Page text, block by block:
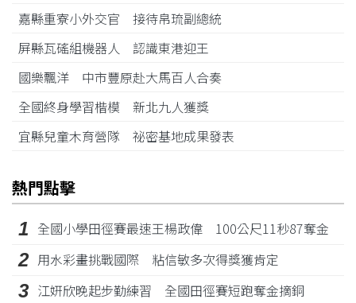
嘉縣重寮小外交官 接待帛琉副總統
屏縣瓦磘組機器人 認識東港迎王
國樂飄洋 中市豐原赴大馬百人合奏
全國終身學習楷模 新北九人獲獎
宜縣兒童木育營隊 祕密基地成果發表
熱門點擊
1 全國小學田徑賽最速王楊政偉 100公尺11秒87奪金
2 用水彩畫挑戰國際 粘信敏多次得獎獲肯定
3 江姸欣晚起步勤練習 全國田徑賽短跑奪金摘銅